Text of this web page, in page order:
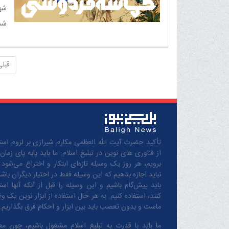
تأکید حضرت آیت الله العظمی مکارم شیرازی بر لزوم
از فناوری های نوین در تبلیغ اسلام: ما باید پابه پای
برویم، هر روز یک وسیله تازه‌ای ابتکار و اختراع
نباید اجازه بدهیم که این وسیله فقط در اختیار دیگران
باید پیش‌گام باشیم و این وسیله را قبل از آنکه آنها
کنند، استفاده کنیم. به هر حال استفاده از ابزار نوین یک
ماست و بدون تعصب باید بین ابزار و احکام فرق بگذاریم.
ما باید با قدرت به تبلیغ اسلام مشغول باشیم، چون